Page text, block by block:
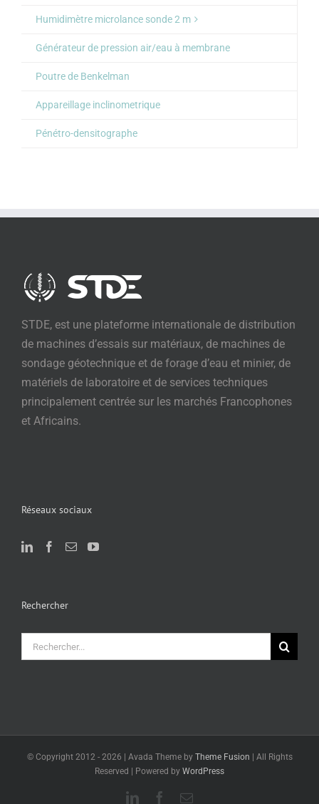
Humidimètre microlance sonde 2 m
Générateur de pression air/eau à membrane
Poutre de Benkelman
Appareillage inclinometrique
Pénétro-densitographe
STDE, est une plateforme internationale de distribution
de machines d’essais sur matériaux, de machines de
sondage géotechnique et de forage d’eau et minier, de
matériels de laboratoire et de services techniques
principalement centrée sur les marchés Francophones
et Africains.
Réseaux sociaux
Rechercher
Rechercher:
© Copyright 2012 - 2026 | Avada Theme by Theme Fusion | All Rights
Reserved | Powered by WordPress
LinkedInFacebook
Email